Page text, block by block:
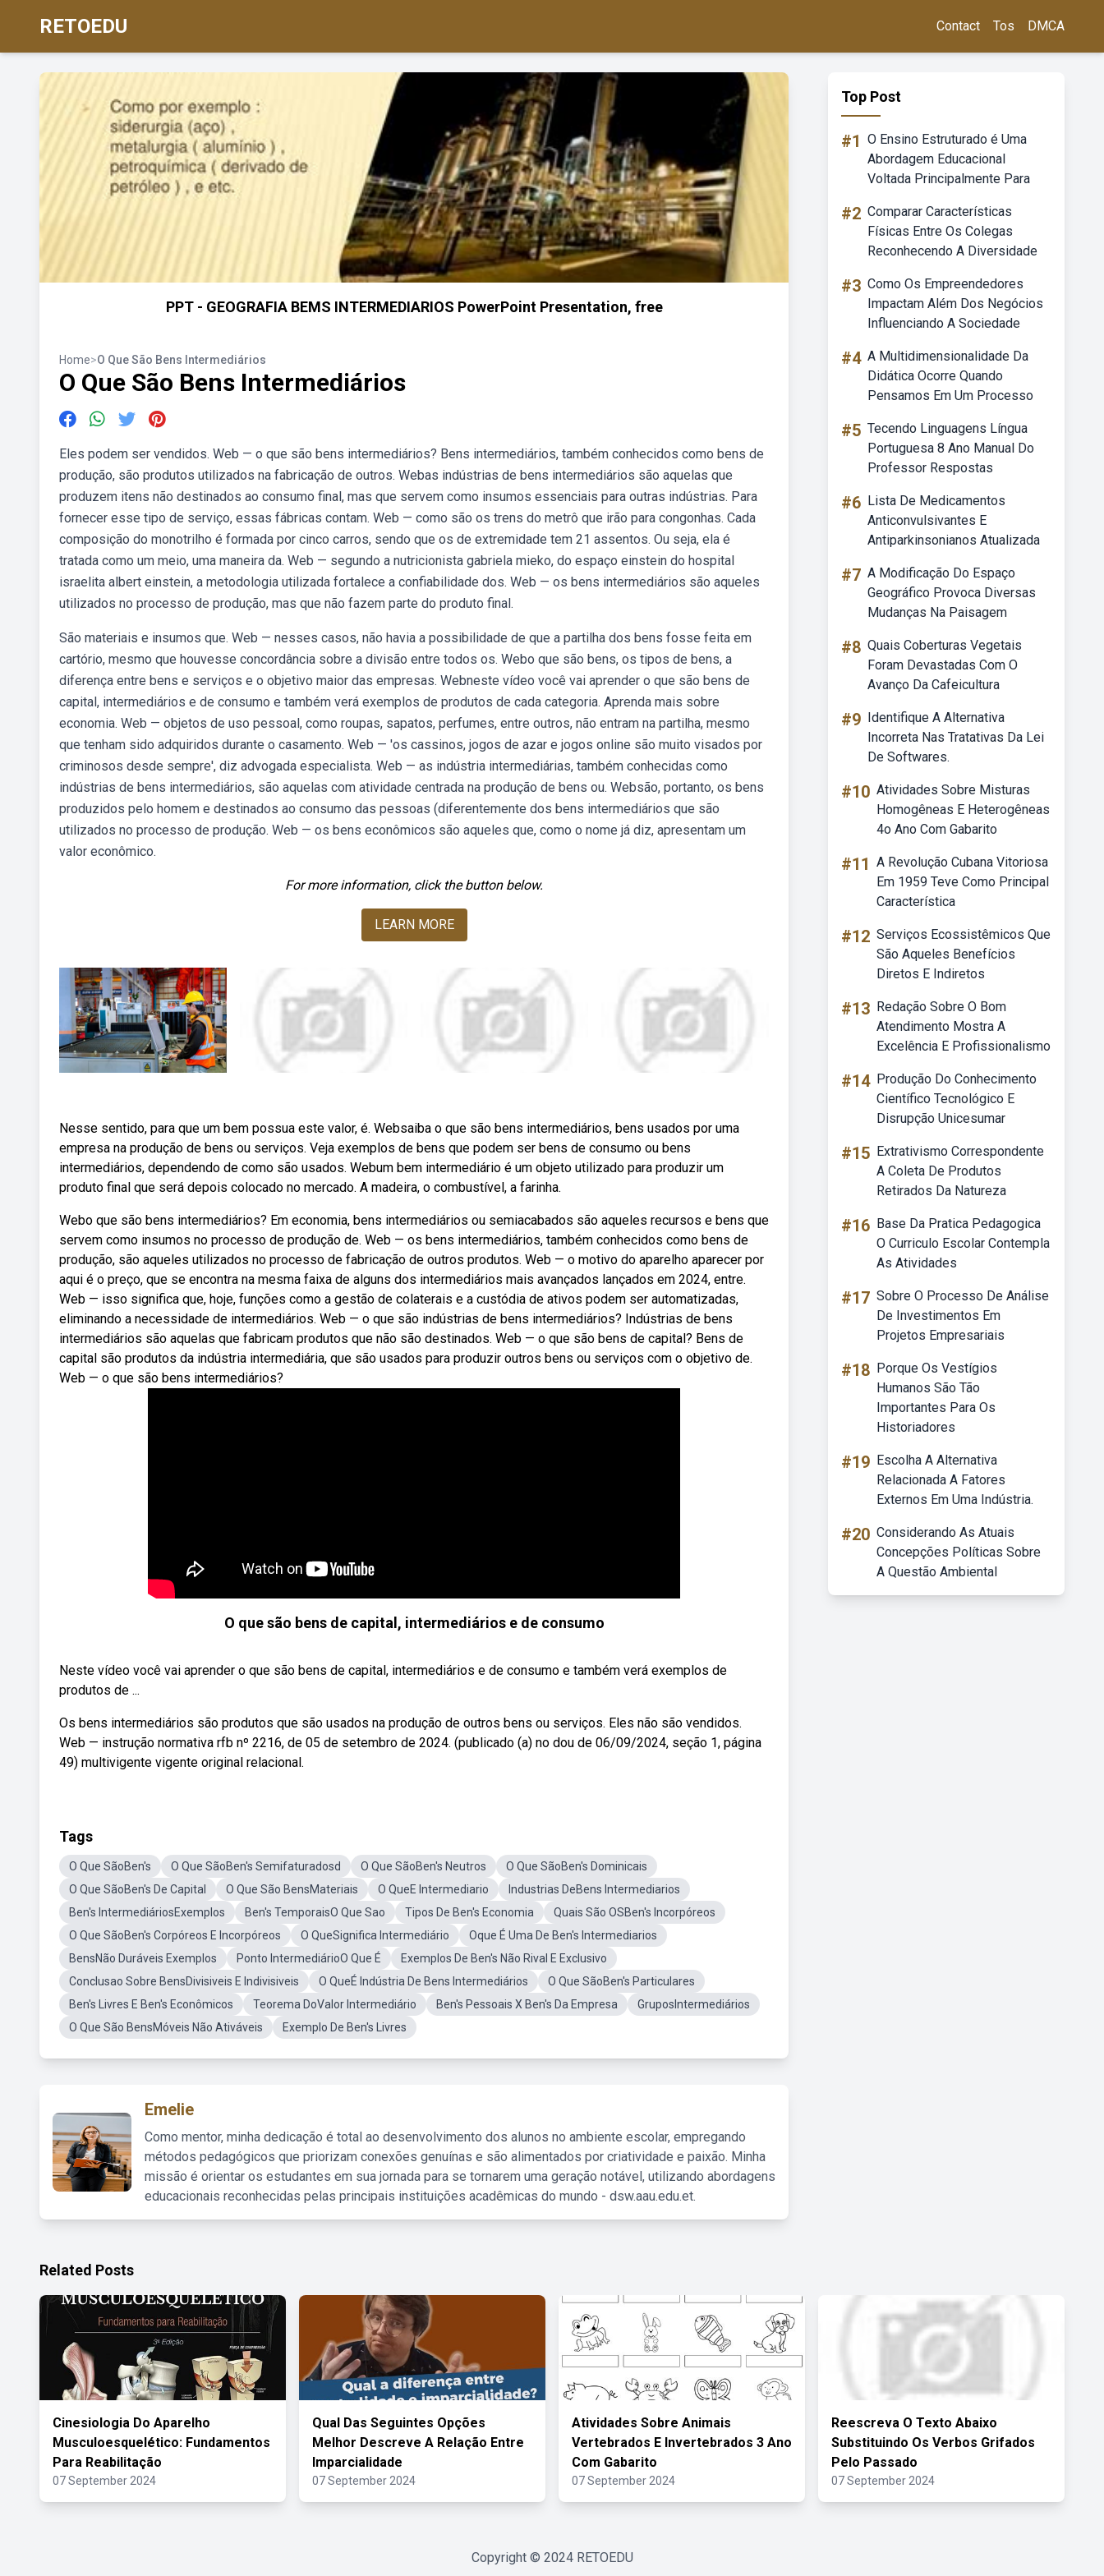
RETOEDU Contact Tos DMCA
PPT - GEOGRAFIA BEMS INTERMEDIARIOS PowerPoint Presentation, free
Home>O Que São Bens Intermediários
O Que São Bens Intermediários
Eles podem ser vendidos. Web — o que são bens intermediários? Bens intermediários, também conhecidos como bens de
produção, são produtos utilizados na fabricação de outros. Webas indústrias de bens intermediários são aquelas que
produzem itens não destinados ao consumo final, mas que servem como insumos essenciais para outras indústrias. Para
fornecer esse tipo de serviço, essas fábricas contam. Web — como são os trens do metrô que irão para congonhas. Cada
composição do monotrilho é formada por cinco carros, sendo que os de extremidade tem 21 assentos. Ou seja, ela é
tratada como um meio, uma maneira da. Web — segundo a nutricionista gabriela mieko, do espaço einstein do hospital
israelita albert einstein, a metodologia utilizada fortalece a confiabilidade dos. Web — os bens intermediários são aqueles
utilizados no processo de produção, mas que não fazem parte do produto final.
São materiais e insumos que. Web — nesses casos, não havia a possibilidade de que a partilha dos bens fosse feita em
cartório, mesmo que houvesse concordância sobre a divisão entre todos os. Webo que são bens, os tipos de bens, a
diferença entre bens e serviços e o objetivo maior das empresas. Webneste vídeo você vai aprender o que são bens de
capital, intermediários e de consumo e também verá exemplos de produtos de cada categoria. Aprenda mais sobre
economia. Web — objetos de uso pessoal, como roupas, sapatos, perfumes, entre outros, não entram na partilha, mesmo
que tenham sido adquiridos durante o casamento. Web — 'os cassinos, jogos de azar e jogos online são muito visados por
criminosos desde sempre', diz advogada especialista. Web — as indústria intermediárias, também conhecidas como
indústrias de bens intermediários, são aquelas com atividade centrada na produção de bens ou. Websão, portanto, os bens
produzidos pelo homem e destinados ao consumo das pessoas (diferentemente dos bens intermediários que são
utilizados no processo de produção. Web — os bens econômicos são aqueles que, como o nome já diz, apresentam um
valor econômico.
For more information, click the button below.
LEARN MORE
Nesse sentido, para que um bem possua este valor, é. Websaiba o que são bens intermediários, bens usados por uma
empresa na produção de bens ou serviços. Veja exemplos de bens que podem ser bens de consumo ou bens
intermediários, dependendo de como são usados. Webum bem intermediário é um objeto utilizado para produzir um
produto final que será depois colocado no mercado. A madeira, o combustível, a farinha.
Webo que são bens intermediários? Em economia, bens intermediários ou semiacabados são aqueles recursos e bens que
servem como insumos no processo de produção de. Web — os bens intermediários, também conhecidos como bens de
produção, são aqueles utilizados no processo de fabricação de outros produtos. Web — o motivo do aparelho aparecer por
aqui é o preço, que se encontra na mesma faixa de alguns dos intermediários mais avançados lançados em 2024, entre.
Web — isso significa que, hoje, funções como a gestão de colaterais e a custódia de ativos podem ser automatizadas,
eliminando a necessidade de intermediários. Web — o que são indústrias de bens intermediários? Indústrias de bens
intermediários são aquelas que fabricam produtos que não são destinados. Web — o que são bens de capital? Bens de
capital são produtos da indústria intermediária, que são usados para produzir outros bens ou serviços com o objetivo de.
Web — o que são bens intermediários?
O que são bens de capital, intermediários e de consumo
Neste vídeo você vai aprender o que são bens de capital, intermediários e de consumo e também verá exemplos de
produtos de ...
Os bens intermediários são produtos que são usados na produção de outros bens ou serviços. Eles não são vendidos.
Web — instrução normativa rfb nº 2216, de 05 de setembro de 2024. (publicado (a) no dou de 06/09/2024, seção 1, página
49) multivigente vigente original relacional.
Tags
O Que SãoBen's O Que SãoBen's Semifaturadosd O Que SãoBen's Neutros
O Que SãoBen's Dominicais
O Que SãoBen's De Capital
O Que São BensMateriais O QueE Intermediario
Industrias DeBens Intermediarios
Ben's IntermediáriosExemplos
Ben's TemporaisO Que Sao Tipos De Ben's Economia
Quais São OSBen's Incorpóreos
O Que SãoBen's Corpóreos E Incorpóreos
O QueSignifica Intermediário
Oque É Uma De Ben's Intermediarios
BensNão Duráveis Exemplos
Ponto IntermediárioO Que É
Exemplos De Ben's Não Rival E Exclusivo
Conclusao Sobre BensDivisiveis E Indivisiveis
O QueÉ Indústria De Bens Intermediários
O Que SãoBen's Particulares
Ben's Livres E Ben's Econômicos
Teorema DoValor Intermediário Ben's Pessoais X Ben's Da Empresa
GruposIntermediários
O Que São BensMóveis Não Ativáveis
Exemplo De Ben's Livres
Emelie
Como mentor, minha dedicação é total ao desenvolvimento dos alunos no ambiente escolar, empregando
métodos pedagógicos que priorizam conexões genuínas e são alimentados por criatividade e paixão. Minha
missão é orientar os estudantes em sua jornada para se tornarem uma geração notável, utilizando abordagens
educacionais reconhecidas pelas principais instituições acadêmicas do mundo - dsw.aau.edu.et.
Top Post
#1 O Ensino Estruturado é Uma
Abordagem Educacional
Voltada Principalmente Para
#2 Comparar Características
Físicas Entre Os Colegas
Reconhecendo A Diversidade
#3 Como Os Empreendedores
Impactam Além Dos Negócios
Influenciando A Sociedade
#4 A Multidimensionalidade Da
Didática Ocorre Quando
Pensamos Em Um Processo
#5 Tecendo Linguagens Língua
Portuguesa 8 Ano Manual Do
Professor Respostas
#6 Lista De Medicamentos
Anticonvulsivantes E
Antiparkinsonianos Atualizada
#7 A Modificação Do Espaço
Geográfico Provoca Diversas
Mudanças Na Paisagem
#8 Quais Coberturas Vegetais
Foram Devastadas Com O
Avanço Da Cafeicultura
#9 Identifique A Alternativa
Incorreta Nas Tratativas Da Lei
De Softwares.
#10 Atividades Sobre Misturas
Homogêneas E Heterogêneas
4o Ano Com Gabarito
#11 A Revolução Cubana Vitoriosa
Em 1959 Teve Como Principal
Característica
#12 Serviços Ecossistêmicos Que
São Aqueles Benefícios
Diretos E Indiretos
#13 Redação Sobre O Bom
Atendimento Mostra A
Excelência E Profissionalismo
#14 Produção Do Conhecimento
Científico Tecnológico E
Disrupção Unicesumar
#15 Extrativismo Correspondente
A Coleta De Produtos
Retirados Da Natureza
#16 Base Da Pratica Pedagogica
O Curriculo Escolar Contempla
As Atividades
#17 Sobre O Processo De Análise
De Investimentos Em
Projetos Empresariais
#18 Porque Os Vestígios
Humanos São Tão
Importantes Para Os
Historiadores
#19 Escolha A Alternativa
Relacionada A Fatores
Externos Em Uma Indústria.
#20 Considerando As Atuais
Concepções Políticas Sobre
A Questão Ambiental
Related Posts
Cinesiologia Do Aparelho
Musculoesquelético: Fundamentos
Para Reabilitação
07 September 2024
Qual Das Seguintes Opções
Melhor Descreve A Relação Entre
Imparcialidade
07 September 2024
Atividades Sobre Animais
Vertebrados E Invertebrados 3 Ano
Com Gabarito
07 September 2024
Reescreva O Texto Abaixo
Substituindo Os Verbos Grifados
Pelo Passado
07 September 2024
Copyright © 2024 RETOEDU